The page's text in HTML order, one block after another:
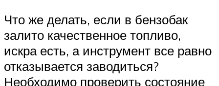
Что же делать, если в бензобак
залито качественное топливо,
искра есть, а инструмент все равно
отказывается заводиться?
Необходимо проверить состояние